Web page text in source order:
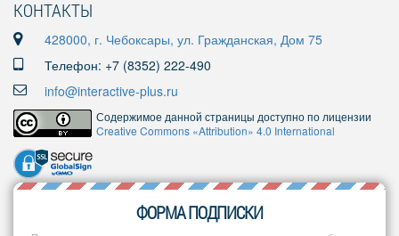
КОНТАКТЫ
428000, г. Чебоксары, ул. Гражданская, Дом 75
Телефон: +7 (8352) 222-490
info@interactive-plus.ru
Содержимое данной страницы доступно по лицензии
Creative Commons «Attribution» 4.0 International
ФОРМА ПОДПИСКИ